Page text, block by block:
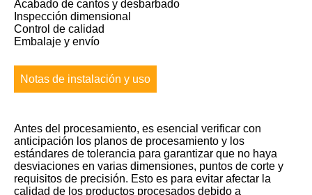
Acabado de cantos y desbarbado
Inspección dimensional
Control de calidad
Embalaje y envío
Notas de instalación y uso
Antes del procesamiento, es esencial verificar con
anticipación los planos de procesamiento y los
estándares de tolerancia para garantizar que no haya
desviaciones en varias dimensiones, puntos de corte y
requisitos de precisión. Esto es para evitar afectar la
calidad de los productos procesados ​​debido a